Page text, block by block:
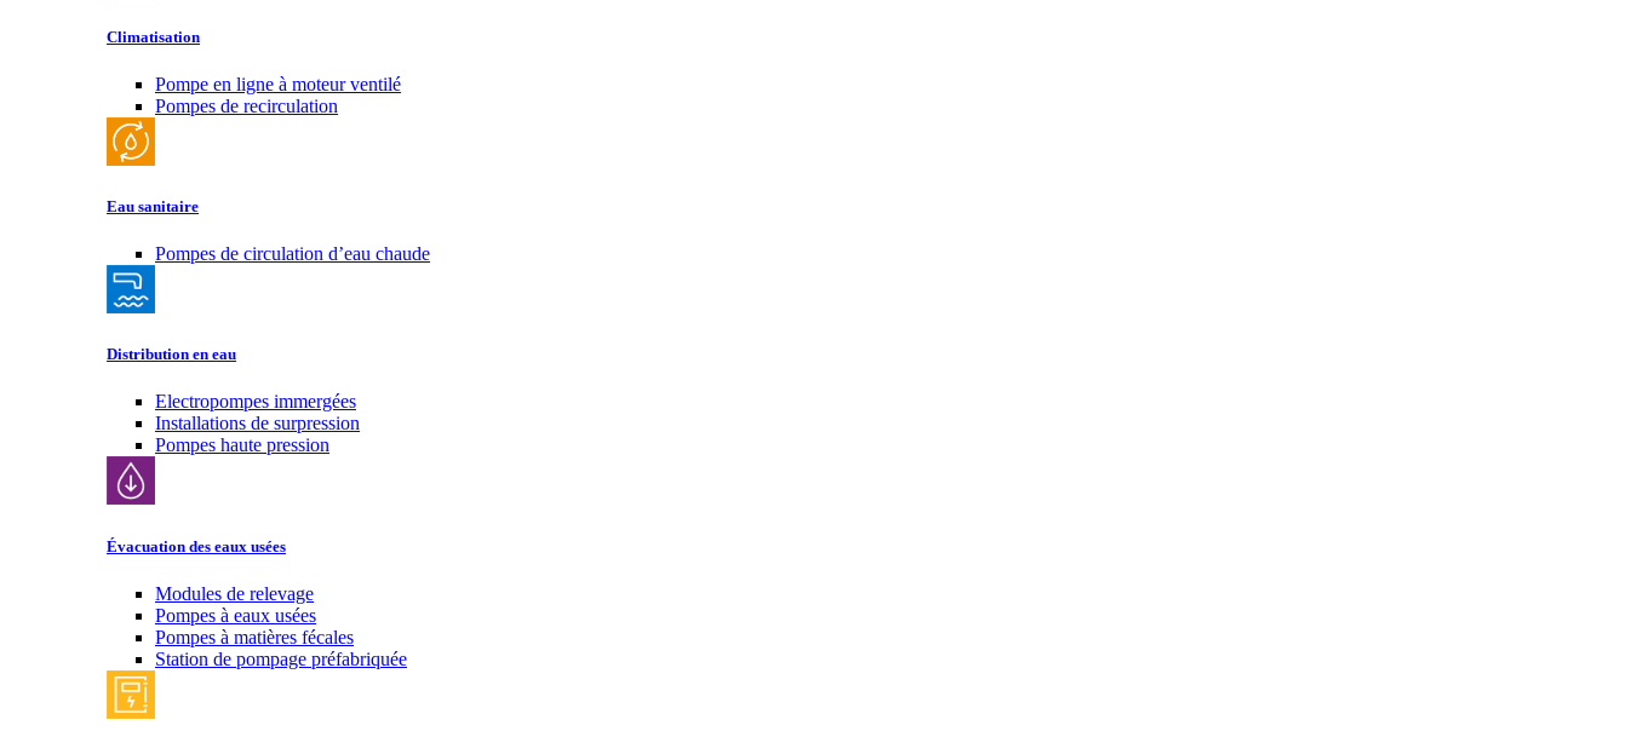
Climatisation
Pompe en ligne à moteur ventilé
Pompes de recirculation
Eau sanitaire
Pompes de circulation d’eau chaude
Distribution en eau
Electropompes immergées
Installations de surpression
Pompes haute pression
Évacuation des eaux usées
Modules de relevage
Pompes à eaux usées
Pompes à matières fécales
Station de pompage préfabriquée